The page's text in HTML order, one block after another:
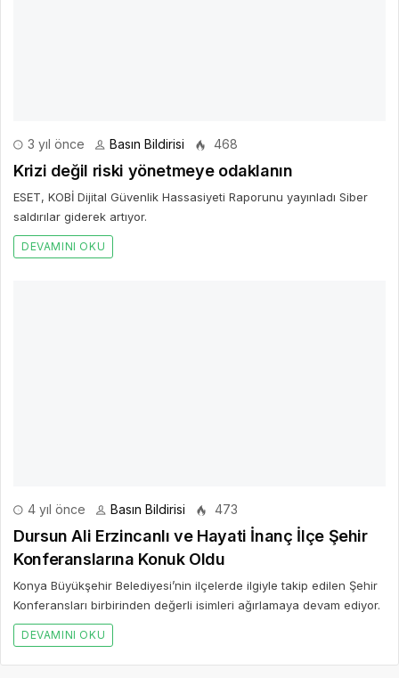
3 yıl önce Basın Bildirisi 468
Krizi değil riski yönetmeye odaklanın
ESET, KOBİ Dijital Güvenlik Hassasiyeti Raporunu yayınladı Siber
saldırılar giderek artıyor.
DEVAMINI OKU
4 yıl önce Basın Bildirisi 473
Dursun Ali Erzincanlı ve Hayati İnanç İlçe Şehir
Konferanslarına Konuk Oldu
Konya Büyükşehir Belediyesi’nin ilçelerde ilgiyle takip edilen Şehir
Konferansları birbirinden değerli isimleri ağırlamaya devam ediyor.
DEVAMINI OKU